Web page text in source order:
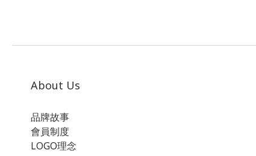
About Us
品牌故事
會員制度
LOGO理念